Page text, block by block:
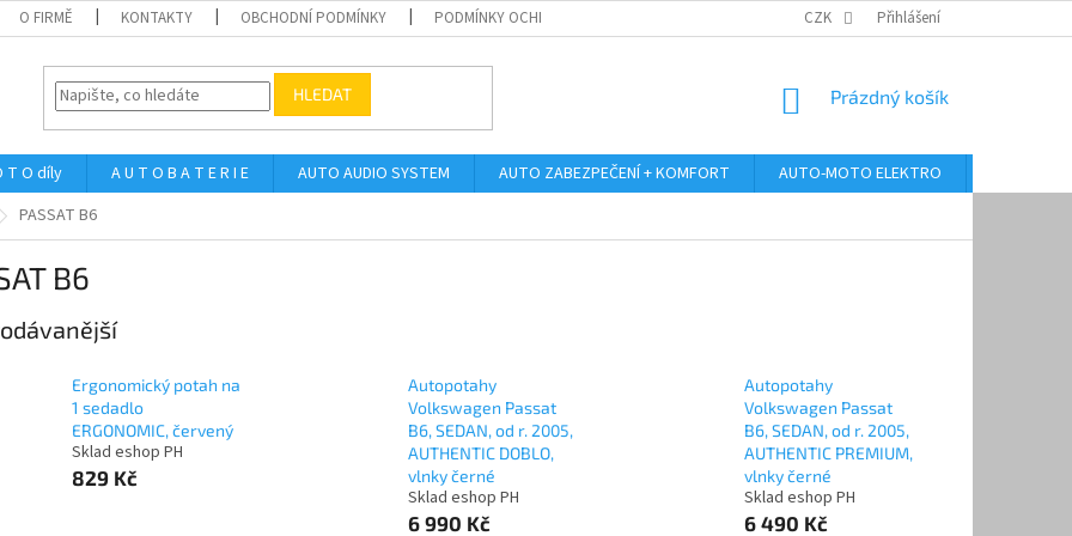
O FIRMĚ KONTAKTY OBCHODNÍ PODMÍNKY PODMÍNKY OCHRANY OSOBNÍCH ÚDAJŮ ODSTOUPENÍ OD KUPNÍ SMLOUVY
CZK Přihlášení
HLEDAT
NÁKUPNÍ
Prázdný košík
T O díly A U T O B A T E R I E AUTO AUDIO SYSTEM AUTO ZABEZPEČENÍ + KOMFORT AUTO-MOTO ELEKTRO
PASSAT B6
B6
Ergonomický potah na
1 sedadlo
ERGONOMIC, červený
Sklad eshop PH
829 Kč
Autopotahy
Volkswagen Passat
B6, SEDAN, od r. 2005,
AUTHENTIC DOBLO,
vlnky černé
Sklad eshop PH
6 990 Kč
Autopotahy
Volkswagen Passat
B6, SEDAN, od r. 2005,
AUTHENTIC PREMIUM,
vlnky černé
Sklad eshop PH
6 490 Kč